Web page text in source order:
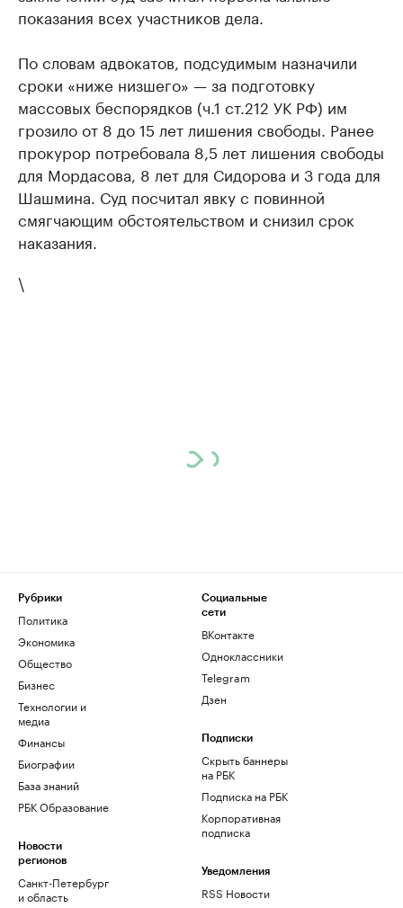
показания всех участников дела.
По словам адвокатов, подсудимым назначили
сроки «ниже низшего» — за подготовку
массовых беспорядков (ч.1 ст.212 УК РФ) им
грозило от 8 до 15 лет лишения свободы. Ранее
прокурор потребовала 8,5 лет лишения свободы
для Мордасова, 8 лет для Сидорова и 3 года для
Шашмина. Суд посчитал явку с повинной
смягчающим обстоятельством и снизил срок
наказания.
\
Рубрики
Политика
Экономика
Общество
Бизнес
Технологии и
медиа
Финансы
Биографии
База знаний
РБК Образование
Новости
регионов
Санкт-Петербург
и область
Социальные
сети
ВКонтакте
Одноклассники
Telegram
Дзен
Подписки
Скрыть баннеры
на РБК
Подписка на РБК
Корпоративная
подписка
Уведомления
RSS Новости